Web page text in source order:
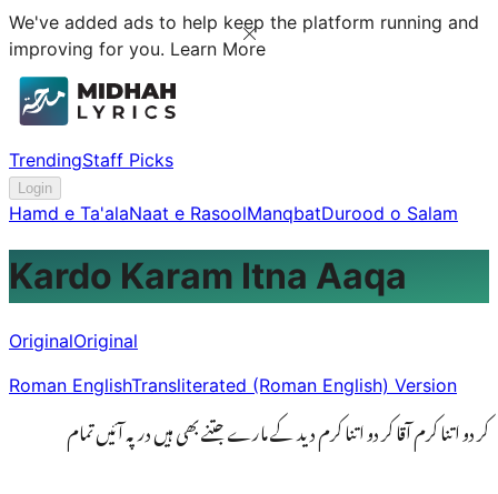
We've added ads to help keep the platform running and
improving for you. Learn More
TrendingStaff Picks
Login
Hamd e Ta'alaNaat e RasoolManqbatDurood o Salam
Kardo Karam Itna Aaqa
OriginalOriginal
Roman EnglishTransliterated (Roman English) Version
کر دو اتنا کرم آقا کر دو اتنا کرم دید کے مارے جتنے بھی ہیں درپہ آئیں تمام